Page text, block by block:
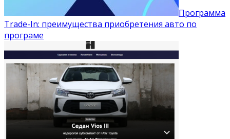
Программа
Trade-In: преимущества приобретения авто по
програме